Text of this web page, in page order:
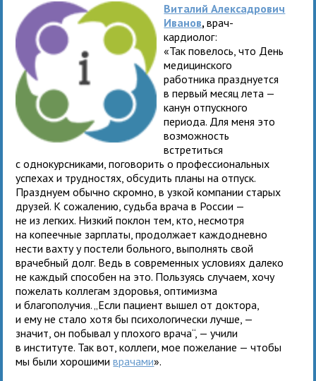
Виталий Алексадрович
Иванов,врач-
кардиолог:
«Так повелось, что День
медицинского
работника празднуется
в первый месяц лета —
канун отпускного
периода. Для меня это
возможность
встретиться
с однокурсниками, поговорить о профессиональных
успехах и трудностях, обсудить планы на отпуск.
Празднуем обычно скромно, в узкой компании старых
друзей. К сожалению, судьба врача в России —
не из легких. Низкий поклон тем, кто, несмотря
на копеечные зарплаты, продолжает каждодневно
нести вахту у постели больного, выполнять свой
врачебный долг. Ведь в современных условиях далеко
не каждый способен на это. Пользуясь случаем, хочу
пожелать коллегам здоровья, оптимизма
и благополучия. „Если пациент вышел от доктора,
и ему не стало хотя бы психологически лучше, —
значит, он побывал у плохого врача“, — учили
в институте. Так вот, коллеги, мое пожелание — чтобы
мы были хорошимиврачами».